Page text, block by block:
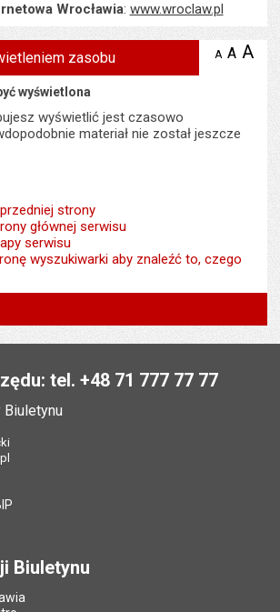
Wrocławia: www.wroclaw.pl
zasobu A zmniejsz
A A
wyświetlona
wyświetlić jest czasowo
materiał nie został jeszcze
strony
głównej serwisu
serwisu
wyszukiwarki aby znaleźć to, czego
tel. +48 71 777 77 77
Biuletynu
Biuletynu